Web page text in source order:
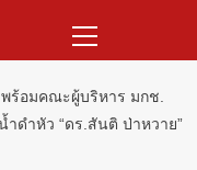
Menu
พร้อมคณะผู้บริหาร มกช.
ดำหัว “ดร.สันติ ป่าหวาย”